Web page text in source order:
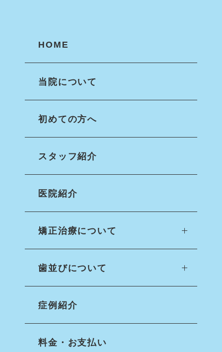
HOME
当院について
初めての方へ
スタッフ紹介
医院紹介
矯正治療について
歯並びについて
症例紹介
料金・お支払い